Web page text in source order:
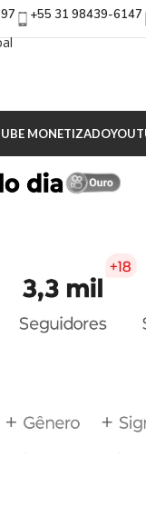
+55 31 98439-6147
MONETIZADO